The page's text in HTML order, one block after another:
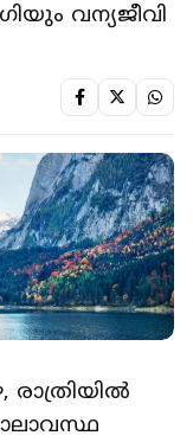
വന്യജീവി
രാത്രിയിൽ